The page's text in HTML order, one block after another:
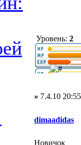
Уровень: 2
» 7.4.10 20:55
dimaadidas
Новичок